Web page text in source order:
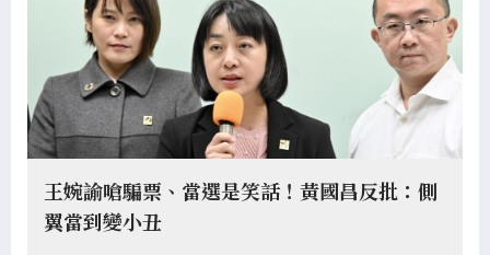
王婉諭嗆騙票、當選是笑話！黃國昌反批：側
翼當到變小丑